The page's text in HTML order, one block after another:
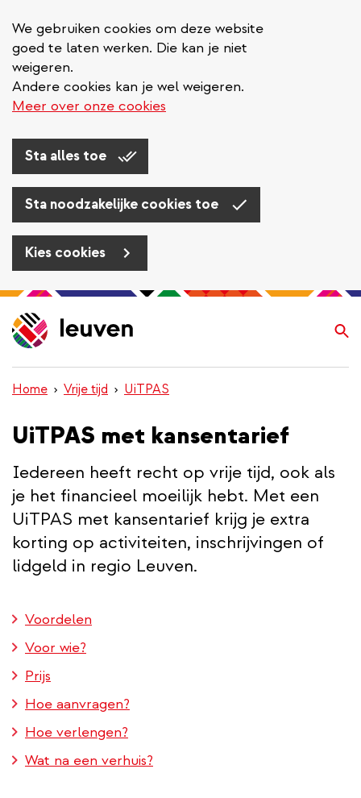
We gebruiken cookies om deze website
goed te laten werken. Die kan je niet
weigeren.
Andere cookies kan je wel weigeren.
Meer over onze cookies
Sta alles toe
Sta noodzakelijke cookies toe
Kies cookies
Overslaan
en
naar
inhoud
gaan
Home Vrije tijd UiTPAS
UiTPAS met kansentarief
Iedereen heeft recht op vrije tijd, ook als
je het financieel moeilijk hebt. Met een
UiTPAS met kansentarief krijg je extra
korting op activiteiten, inschrijvingen of
lidgeld in regio Leuven.
Voordelen
Voor wie?
Prijs
Hoe aanvragen?
Hoe verlengen?
Wat na een verhuis?